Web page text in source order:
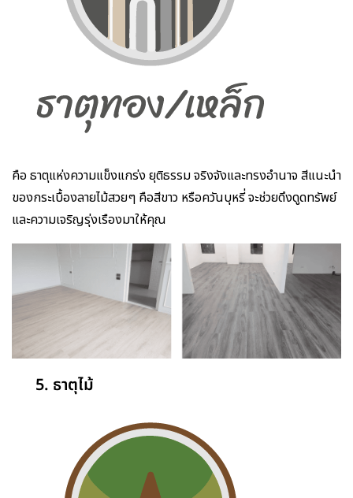
คือ ธาตุแห่งความแข็งแกร่ง ยุติธรรม จริงจังและทรงอำนาจ สีแนะนำ
ของกระเบื้องลายไม้สวยๆ คือสีขาว หรือควันบุหรี่ จะช่วยดึงดูดทรัพย์
และความเจริญรุ่งเรืองมาให้คุณ
5. ธาตุไม้